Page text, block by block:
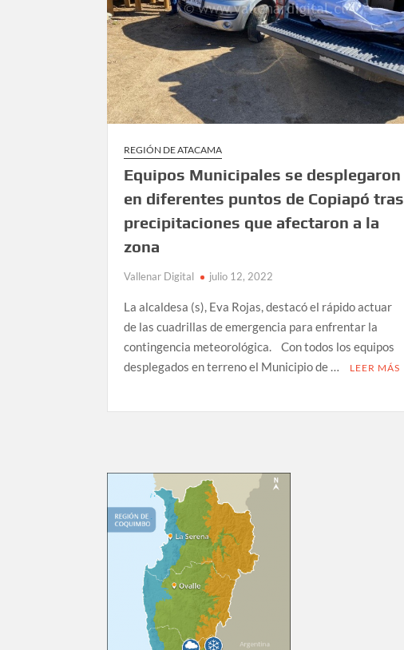
REGIÓN DE ATACAMA
Equipos Municipales se desplegaron
en diferentes puntos de Copiapó tras
precipitaciones que afectaron a la
zona
Vallenar Digital julio 12, 2022
La alcaldesa (s), Eva Rojas, destacó el rápido actuar
de las cuadrillas de emergencia para enfrentar la
contingencia meteorológica. Con todos los equipos
desplegados en terreno el Municipio de …
LEER MÁS